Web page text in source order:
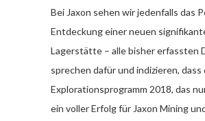
Bei Jaxon sehen wir jedenfalls das
Entdeckung einer neuen
Lagerstätte – alle bisher erfassten
sprechen dafür und indizieren, dass
Explorationsprogramm 2018, das
ein voller Erfolg für Jaxon Mining